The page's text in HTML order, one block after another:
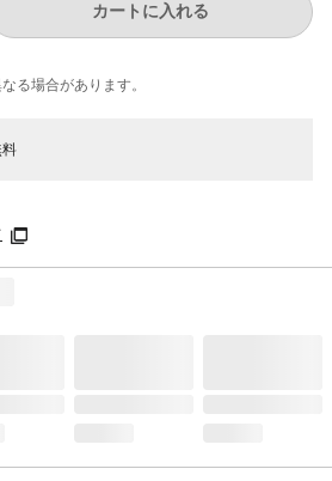
カートに入れる
る​場合が​あります。